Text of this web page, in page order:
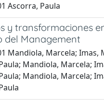
Ascorra, Paula
y transformaciones
del Management
Mandiola, Marcela; Imas,
Mandiola, Marcela;
Mandiola, Marcela;